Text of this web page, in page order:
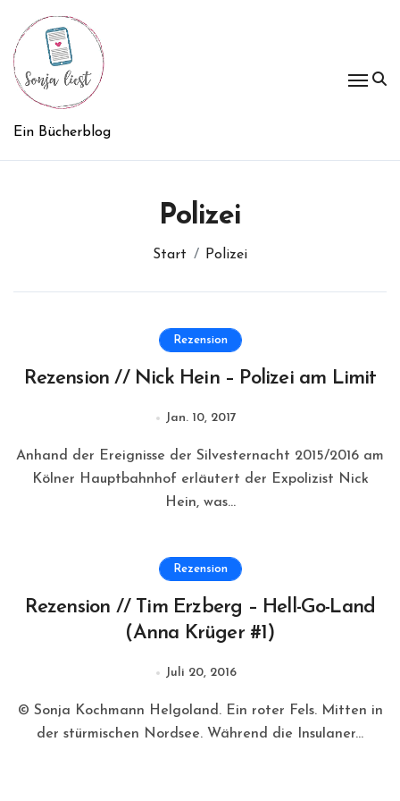
Inhalt
springen
Ein Bücherblog
Polizei
Start Polizei
Rezension
Rezension // Nick Hein – Polizei am Limit
Jan. 10, 2017
Anhand der Ereignisse der Silvesternacht 2015/2016 am
Kölner Hauptbahnhof erläutert der Expolizist Nick
Hein, was...
Rezension
Rezension // Tim Erzberg – Hell-Go-Land
(Anna Krüger #1)
Juli 20, 2016
© Sonja Kochmann Helgoland. Ein roter Fels. Mitten in
der stürmischen Nordsee. Während die Insulaner...